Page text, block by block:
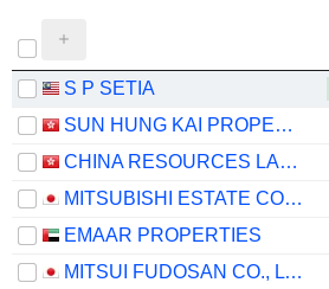
S P SETIA
SUN HUNG KAI PROPERTIES LIMITED
CHINA RESOURCES LAND LIMITED
MITSUBISHI ESTATE CO., LTD.
EMAAR PROPERTIES
MITSUI FUDOSAN CO., LTD.